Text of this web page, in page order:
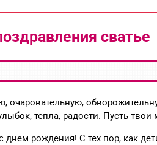
сватье
очаровательную,
тепла, радости. Пусть
днем рождения! С тех пор, как